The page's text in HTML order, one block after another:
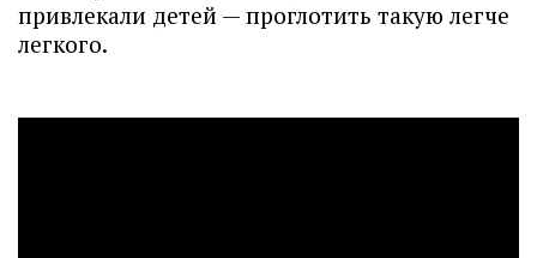
привлекали детей — проглотить такую легче
легкого.